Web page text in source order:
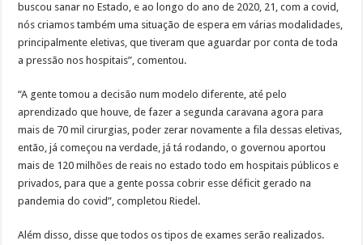
buscou sanar no Estado, e ao longo do ano de 2020, 21, com a covid,
nós criamos também uma situação de espera em várias modalidades,
principalmente eletivas, que tiveram que aguardar por conta de toda
a pressão nos hospitais”, comentou.
“A gente tomou a decisão num modelo diferente, até pelo
aprendizado que houve, de fazer a segunda caravana agora para
mais de 70 mil cirurgias, poder zerar novamente a fila dessas eletivas,
então, já começou na verdade, já tá rodando, o governou aportou
mais de 120 milhões de reais no estado todo em hospitais públicos e
privados, para que a gente possa cobrir esse déficit gerado na
pandemia do covid”, completou Riedel.
Além disso, disse que todos os tipos de exames serão realizados.